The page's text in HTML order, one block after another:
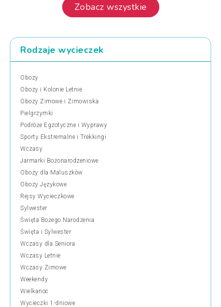
Zobacz wszystkie
Rodzaje wycieczek
Obozy
Obozy i Kolonie Letnie
Obozy Zimowe i Zimowiska
Pielgrzymki
Podróże Egzotyczne i Wyprawy
Sporty Ekstremalne i Trekkingi
Wczasy
Jarmarki Bożonarodzeniowe
Obozy dla Maluszków
Obozy Językowe
Rejsy Wycieczkowe
Sylwester
Święta Bożego Narodzenia
Święta i Sylwester
Wczasy dla Seniora
Wczasy Letnie
Wczasy Zimowe
Weekendy
Wielkanoc
Wycieczki 1-dniowe